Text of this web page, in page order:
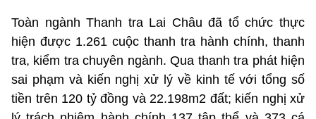
Toàn ngành Thanh tra Lai Châu đã tổ chức thực
hiện được 1.261 cuộc thanh tra hành chính, thanh
tra, kiểm tra chuyên ngành. Qua thanh tra phát hiện
sai phạm và kiến nghị xử lý về kinh tế với tổng số
tiền trên 120 tỷ đồng và 22.198m2 đất; kiến nghị xử